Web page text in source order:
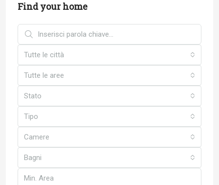
Find your home
Tutte le città
Tutte le aree
Stato
Tipo
Camere
Bagni